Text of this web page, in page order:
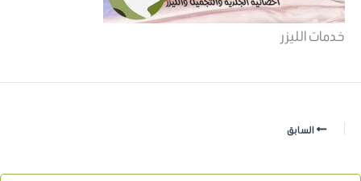
خدمات الليزر
السابق